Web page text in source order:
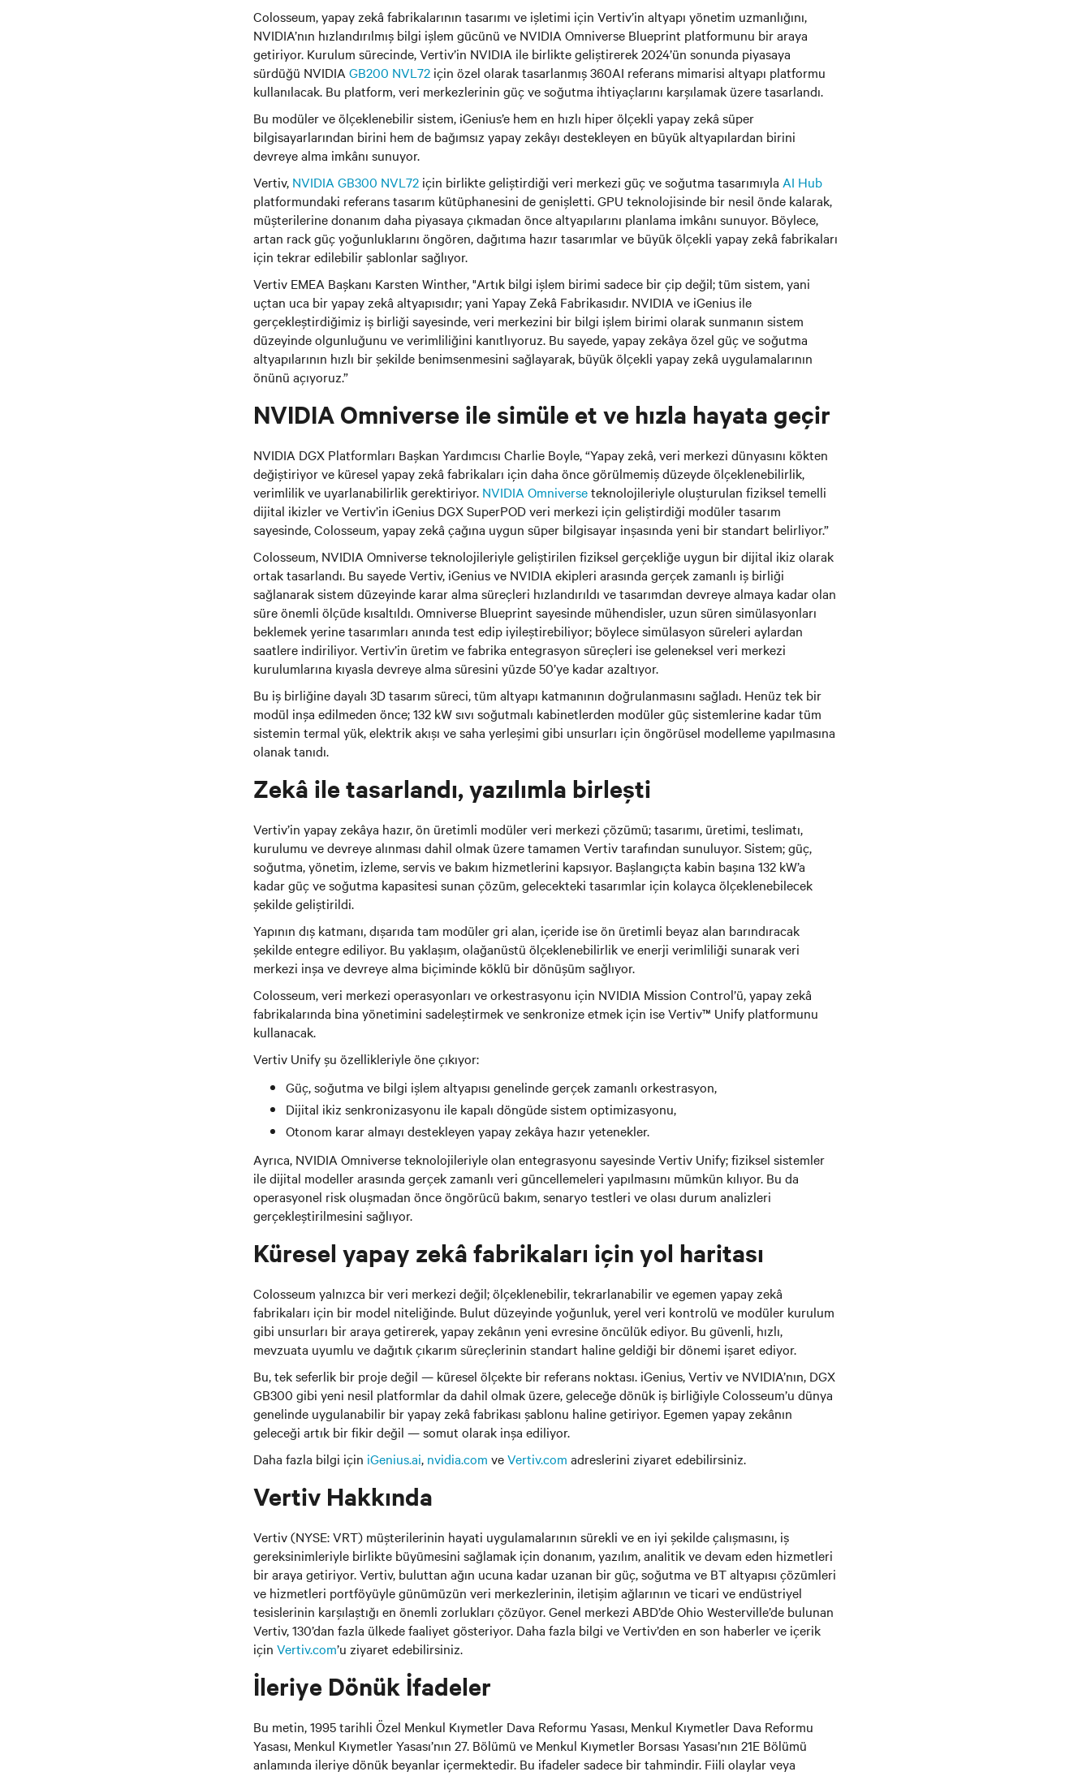
Colosseum, yapay zekâ fabrikalarının tasarımı ve işletimi için Vertiv’in altyapı yönetim uzmanlığını,
NVIDIA’nın hızlandırılmış bilgi işlem gücünü ve NVIDIA Omniverse Blueprint platformunu bir araya
getiriyor. Kurulum sürecinde, Vertiv’in NVIDIA ile birlikte geliştirerek 2024’ün sonunda piyasaya
sürdüğü NVIDIA GB200 NVL72 için özel olarak tasarlanmış 360AI referans mimarisi altyapı platformu
kullanılacak. Bu platform, veri merkezlerinin güç ve soğutma ihtiyaçlarını karşılamak üzere tasarlandı.
Bu modüler ve ölçeklenebilir sistem, iGenius’e hem en hızlı hiper ölçekli yapay zekâ süper
bilgisayarlarından birini hem de bağımsız yapay zekâyı destekleyen en büyük altyapılardan birini
devreye alma imkânı sunuyor.
Vertiv, NVIDIA GB300 NVL72 için birlikte geliştirdiği veri merkezi güç ve soğutma tasarımıyla AI Hub
platformundaki referans tasarım kütüphanesini de genişletti. GPU teknolojisinde bir nesil önde kalarak,
müşterilerine donanım daha piyasaya çıkmadan önce altyapılarını planlama imkânı sunuyor. Böylece,
artan rack güç yoğunluklarını öngören, dağıtıma hazır tasarımlar ve büyük ölçekli yapay zekâ fabrikaları
için tekrar edilebilir şablonlar sağlıyor.
Vertiv EMEA Başkanı Karsten Winther, "Artık bilgi işlem birimi sadece bir çip değil; tüm sistem, yani
uçtan uca bir yapay zekâ altyapısıdır; yani Yapay Zekâ Fabrikasıdır. NVIDIA ve iGenius ile
gerçekleştirdiğimiz iş birliği sayesinde, veri merkezini bir bilgi işlem birimi olarak sunmanın sistem
düzeyinde olgunluğunu ve verimliliğini kanıtlıyoruz. Bu sayede, yapay zekâya özel güç ve soğutma
altyapılarının hızlı bir şekilde benimsenmesini sağlayarak, büyük ölçekli yapay zekâ uygulamalarının
önünü açıyoruz.”
NVIDIA Omniverse ile simüle et ve hızla hayata geçir
NVIDIA DGX Platformları Başkan Yardımcısı Charlie Boyle, “Yapay zekâ, veri merkezi dünyasını kökten
değiştiriyor ve küresel yapay zekâ fabrikaları için daha önce görülmemiş düzeyde ölçeklenebilirlik,
verimlilik ve uyarlanabilirlik gerektiriyor. NVIDIA Omniverseteknolojileriyle oluşturulan fiziksel temelli
dijital ikizler ve Vertiv’in iGenius DGX SuperPOD veri merkezi için geliştirdiği modüler tasarım
sayesinde, Colosseum, yapay zekâ çağına uygun süper bilgisayar inşasında yeni bir standart belirliyor.”
Colosseum, NVIDIA Omniverse teknolojileriyle geliştirilen fiziksel gerçekliğe uygun bir dijital ikiz olarak
ortak tasarlandı. Bu sayede Vertiv, iGenius ve NVIDIA ekipleri arasında gerçek zamanlı iş birliği
sağlanarak sistem düzeyinde karar alma süreçleri hızlandırıldı ve tasarımdan devreye almaya kadar olan
süre önemli ölçüde kısaltıldı. Omniverse Blueprint sayesinde mühendisler, uzun süren simülasyonları
beklemek yerine tasarımları anında test edip iyileştirebiliyor; böylece simülasyon süreleri aylardan
saatlere indiriliyor. Vertiv’in üretim ve fabrika entegrasyon süreçleri ise geleneksel veri merkezi
kurulumlarına kıyasla devreye alma süresini yüzde 50’ye kadar azaltıyor.
Bu iş birliğine dayalı 3D tasarım süreci, tüm altyapı katmanının doğrulanmasını sağladı. Henüz tek bir
modül inşa edilmeden önce; 132 kW sıvı soğutmalı kabinetlerden modüler güç sistemlerine kadar tüm
sistemin termal yük, elektrik akışı ve saha yerleşimi gibi unsurları için öngörüsel modelleme yapılmasına
olanak tanıdı.
Zekâ ile tasarlandı, yazılımla birleşti
Vertiv’in yapay zekâya hazır, ön üretimli modüler veri merkezi çözümü; tasarımı, üretimi, teslimatı,
kurulumu ve devreye alınması dahil olmak üzere tamamen Vertiv tarafından sunuluyor. Sistem; güç,
soğutma, yönetim, izleme, servis ve bakım hizmetlerini kapsıyor. Başlangıçta kabin başına 132 kW’a
kadar güç ve soğutma kapasitesi sunan çözüm, gelecekteki tasarımlar için kolayca ölçeklenebilecek
şekilde geliştirildi.
Yapının dış katmanı, dışarıda tam modüler gri alan, içeride ise ön üretimli beyaz alan barındıracak
şekilde entegre ediliyor. Bu yaklaşım, olağanüstü ölçeklenebilirlik ve enerji verimliliği sunarak veri
merkezi inşa ve devreye alma biçiminde köklü bir dönüşüm sağlıyor.
Colosseum, veri merkezi operasyonları ve orkestrasyonu için NVIDIA Mission Control’ü, yapay zekâ
fabrikalarında bina yönetimini sadeleştirmek ve senkronize etmek için ise Vertiv™ Unify platformunu
kullanacak.
Vertiv Unify şu özellikleriyle öne çıkıyor:
Güç, soğutma ve bilgi işlem altyapısı genelinde gerçek zamanlı orkestrasyon,
Dijital ikiz senkronizasyonu ile kapalı döngüde sistem optimizasyonu,
Otonom karar almayı destekleyen yapay zekâya hazır yetenekler.
Ayrıca, NVIDIA Omniverse teknolojileriyle olan entegrasyonu sayesinde Vertiv Unify; fiziksel sistemler
ile dijital modeller arasında gerçek zamanlı veri güncellemeleri yapılmasını mümkün kılıyor. Bu da
operasyonel risk oluşmadan önce öngörücü bakım, senaryo testleri ve olası durum analizleri
gerçekleştirilmesini sağlıyor.
Küresel yapay zekâ fabrikaları için yol haritası
Colosseum yalnızca bir veri merkezi değil; ölçeklenebilir, tekrarlanabilir ve egemen yapay zekâ
fabrikaları için bir model niteliğinde. Bulut düzeyinde yoğunluk, yerel veri kontrolü ve modüler kurulum
gibi unsurları bir araya getirerek, yapay zekânın yeni evresine öncülük ediyor. Bu güvenli, hızlı,
mevzuata uyumlu ve dağıtık çıkarım süreçlerinin standart haline geldiği bir dönemi işaret ediyor.
Bu, tek seferlik bir proje değil — küresel ölçekte bir referans noktası. iGenius, Vertiv ve NVIDIA’nın, DGX
GB300 gibi yeni nesil platformlar da dahil olmak üzere, geleceğe dönük iş birliğiyle Colosseum’u dünya
genelinde uygulanabilir bir yapay zekâ fabrikası şablonu haline getiriyor. Egemen yapay zekânın
geleceği artık bir fikir değil — somut olarak inşa ediliyor.
Daha fazla bilgi için iGenius.ai, nvidia.com veVertiv.com adreslerini ziyaret edebilirsiniz.
Vertiv Hakkında
Vertiv (NYSE: VRT) müşterilerinin hayati uygulamalarının sürekli ve en iyi şekilde çalışmasını, iş
gereksinimleriyle birlikte büyümesini sağlamak için donanım, yazılım, analitik ve devam eden hizmetleri
bir araya getiriyor. Vertiv, buluttan ağın ucuna kadar uzanan bir güç, soğutma ve BT altyapısı çözümleri
ve hizmetleri portföyüyle günümüzün veri merkezlerinin, iletişim ağlarının ve ticari ve endüstriyel
tesislerinin karşılaştığı en önemli zorlukları çözüyor. Genel merkezi ABD’de Ohio Westerville’de bulunan
Vertiv, 130’dan fazla ülkede faaliyet gösteriyor. Daha fazla bilgi ve Vertiv’den en son haberler ve içerik
için Vertiv.com’u ziyaret edebilirsiniz.
İleriye Dönük İfadeler
Bu metin, 1995 tarihli Özel Menkul Kıymetler Dava Reformu Yasası, Menkul Kıymetler Dava Reformu
Yasası, Menkul Kıymetler Yasası’nın 27. Bölümü ve Menkul Kıymetler Borsası Yasası’nın 21E Bölümü
anlamında ileriye dönük beyanlar içermektedir. Bu ifadeler sadece bir tahmindir. Fiili olaylar veya